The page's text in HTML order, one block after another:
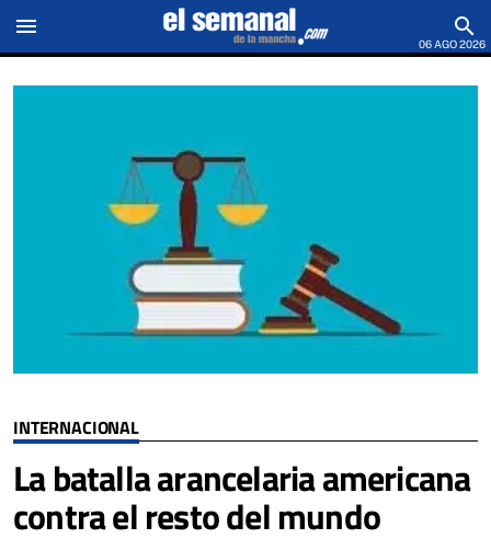
menu search
06 AGO 2026
INTERNACIONAL
La batalla arancelaria americana
contra el resto del mundo